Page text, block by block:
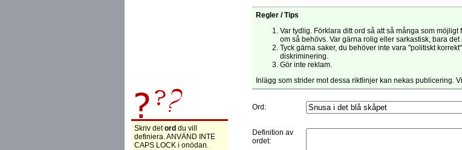
Skriv detord du vill
definiera. ANVÄND INTE
CAPS LOCK i onödan.
Regler / Tips
Var tydlig. Förklara ditt ord så att så många som
om så behövs. Var gärna rolig eller sarkastisk, bara det
Tyck gärna saker, du behöver inte vara "politiskt
diskriminering.
Gör inte reklam.
Inlägg som strider mot dessa riktlinjer kan nekas publicering.
Ord:
Definition av
ordet: